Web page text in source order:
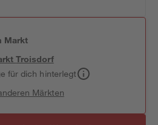
Markt
Troisdorf
für dich hinterlegt
Märkten